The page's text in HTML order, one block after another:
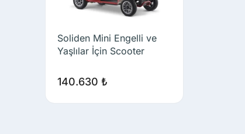
Soliden Mini Engelli ve
Yaşlılar İçin Scooter
140.630₺